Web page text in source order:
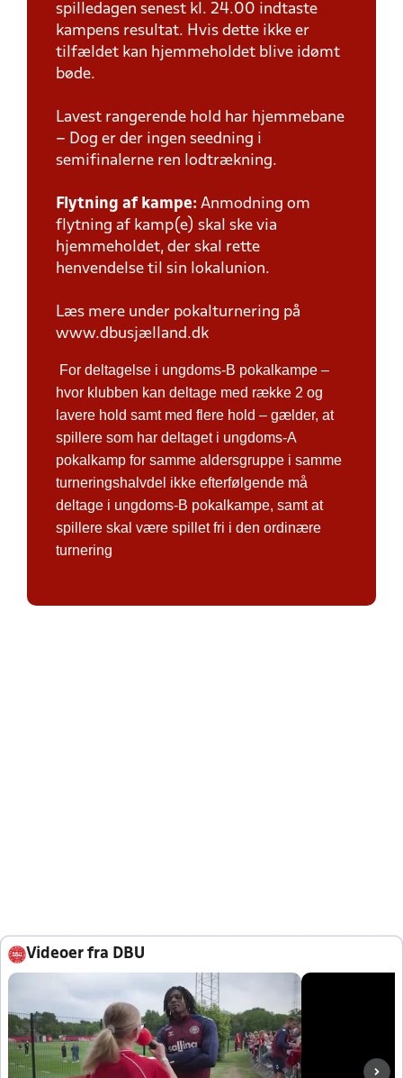
spilledagen senest kl. 24.00 indtaste
kampens resultat. Hvis dette ikke er
tilfældet kan hjemmeholdet blive idømt
bøde.
Lavest rangerende hold har hjemmebane
– Dog er der ingen seedning i
semifinalerne ren lodtrækning.
Flytning af kampe: Anmodning om
flytning af kamp(e) skal ske via
hjemmeholdet, der skal rette
henvendelse til sin lokalunion.
Læs mere under pokalturnering på
www.dbusjælland.dk
For deltagelse i ungdoms-B pokalkampe –
hvor klubben kan deltage med række 2 og
lavere hold samt med flere hold – gælder, at
spillere som har deltaget i ungdoms-A
pokalkamp for samme aldersgruppe i samme
turneringshalvdel ikke efterfølgende må
deltage i ungdoms-B pokalkampe, samt at
spillere skal være spillet fri i den ordinære
turnering
Videoer fra DBU